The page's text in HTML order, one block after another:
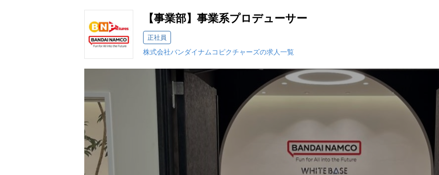
【事業部】事業系プロデューサー
正社員
株式会社バンダイナムコピクチャーズの求人一覧